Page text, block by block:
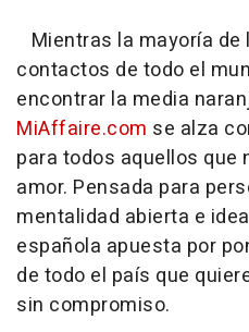
Mientras la mayoría de
contactos de todo el
encontrar la media
MiAffaire.com se alza
para todos aquellos que
amor. Pensada para
mentalidad abierta e
española apuesta por
de todo el país que
sin compromiso.